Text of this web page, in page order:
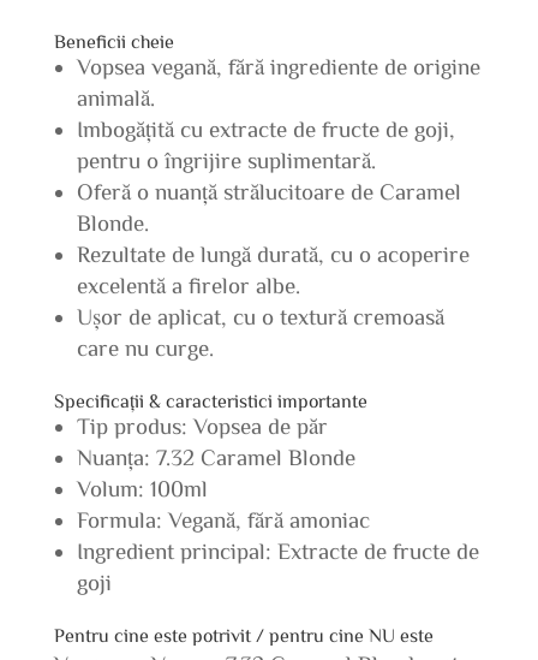
Beneficii cheie
Vopsea vegană, fără ingrediente de origine
animală.
Imbogățită cu extracte de fructe de goji,
pentru o îngrijire suplimentară.
Oferă o nuanță strălucitoare de Caramel
Blonde.
Rezultate de lungă durată, cu o acoperire
excelentă a firelor albe.
Ușor de aplicat, cu o textură cremoasă
care nu curge.
Specificații & caracteristici importante
Tip produs: Vopsea de păr
Nuanța: 7.32 Caramel Blonde
Volum: 100ml
Formula: Vegană, fără amoniac
Ingredient principal: Extracte de fructe de
goji
Pentru cine este potrivit / pentru cine NU este